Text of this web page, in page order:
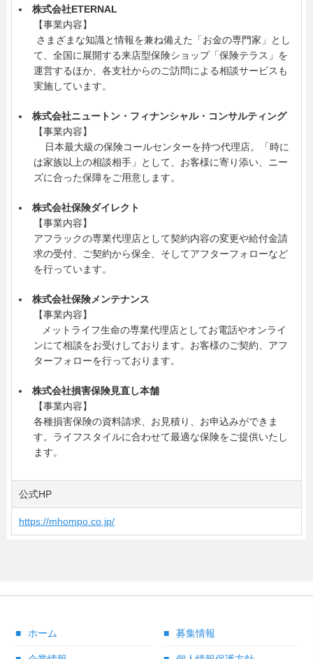
株式会社ETERNAL
【事業内容】
さまざまな知識と情報を兼ね備えた「お金の専門家」とし
て、全国に展開する来店型保険ショップ「保険テラス」を
運営するほか、各支社からのご訪問による相談サービスも
実施しています。
株式会社ニュートン・フィナンシャル・コンサルティング
【事業内容】
日本最大級の保険コールセンターを持つ代理店。「時に
は家族以上の相談相手」として、お客様に寄り添い、ニー
ズに合った保障をご用意します。
株式会社保険ダイレクト
【事業内容】
アフラックの専業代理店として契約内容の変更や給付金請
求の受付、ご契約から保全、そしてアフターフォローなど
を行っています。
株式会社保険メンテナンス
【事業内容】
メットライフ生命の専業代理店としてお電話やオンライ
ンにて相談をお受けしております。お客様のご契約、アフ
ターフォローを行っております。
株式会社損害保険見直し本舗
【事業内容】
各種損害保険の資料請求、お見積り、お申込みができま
す。ライフスタイルに合わせて最適な保険をご提供いたし
ます。
公式HP
https://mhompo.co.jp/
ホーム 募集情報